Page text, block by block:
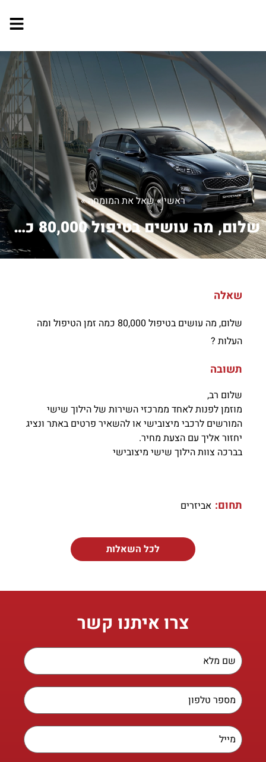
ראשי»שאל את המומחה»
שלום, מה עושים בטיפול 80,000 כמה זמן ...
שאלה
שלום, מה עושים בטיפול 80,000 כמה זמן הטיפול ומה
העלות ?
תשובה
שלום רב,
מוזמן לפנות לאחד ממרכזי השירות של הילוך שישי
המורשים לרכבי מיצובישי או להשאיר פרטים באתר ונציג
יחזור אליך עם הצעת מחיר.
בברכה צוות הילוך שישי מיצובישי
תחום: אביזרים
לכל השאלות
צרו איתנו קשר